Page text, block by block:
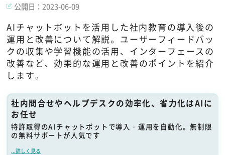
公開日：2023-06-09
AIチャットボットを活用した社内教育の導入後の
運用と改善について解説。ユーザーフィードバッ
クの収集や学習機能の活用、インターフェースの
改善など、効果的な運用と改善のポイントを紹介
します。
社内問合せやヘルプデスクの効率化、省力化はAIに
お任せ
特許取得のAIチャットボットで導入・運用を自動化。無制限
の無料サポートが人気です
...詳しく見る